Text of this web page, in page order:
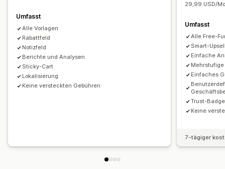
Kostenloser Versand
Versandleiste
Kostenlose Geschenke
Checkout-Anpassung
Benutzerdefinierte Notizen
One Click Upsell Express-Checkout ausblenden
Angebote und Empfehlungen
Versandschutz
Geschenkverpackung
Produkt-Add-ons
Häufig zusammen gekauft
KI-Empfehlungen
Umfasst
Alle Vorlagen
Rabattfeld
Notizfeld
Berichte und Analysen
Sticky-Cart
Lokalisierung
Keine versteckten Gebühren
29,99 USD/
Umfasst
Alle Free-
Smart-
Einfache
Einfaches
Trust-
Keine
7-tägiger